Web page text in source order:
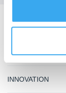
PRODUIT
INNOVATION